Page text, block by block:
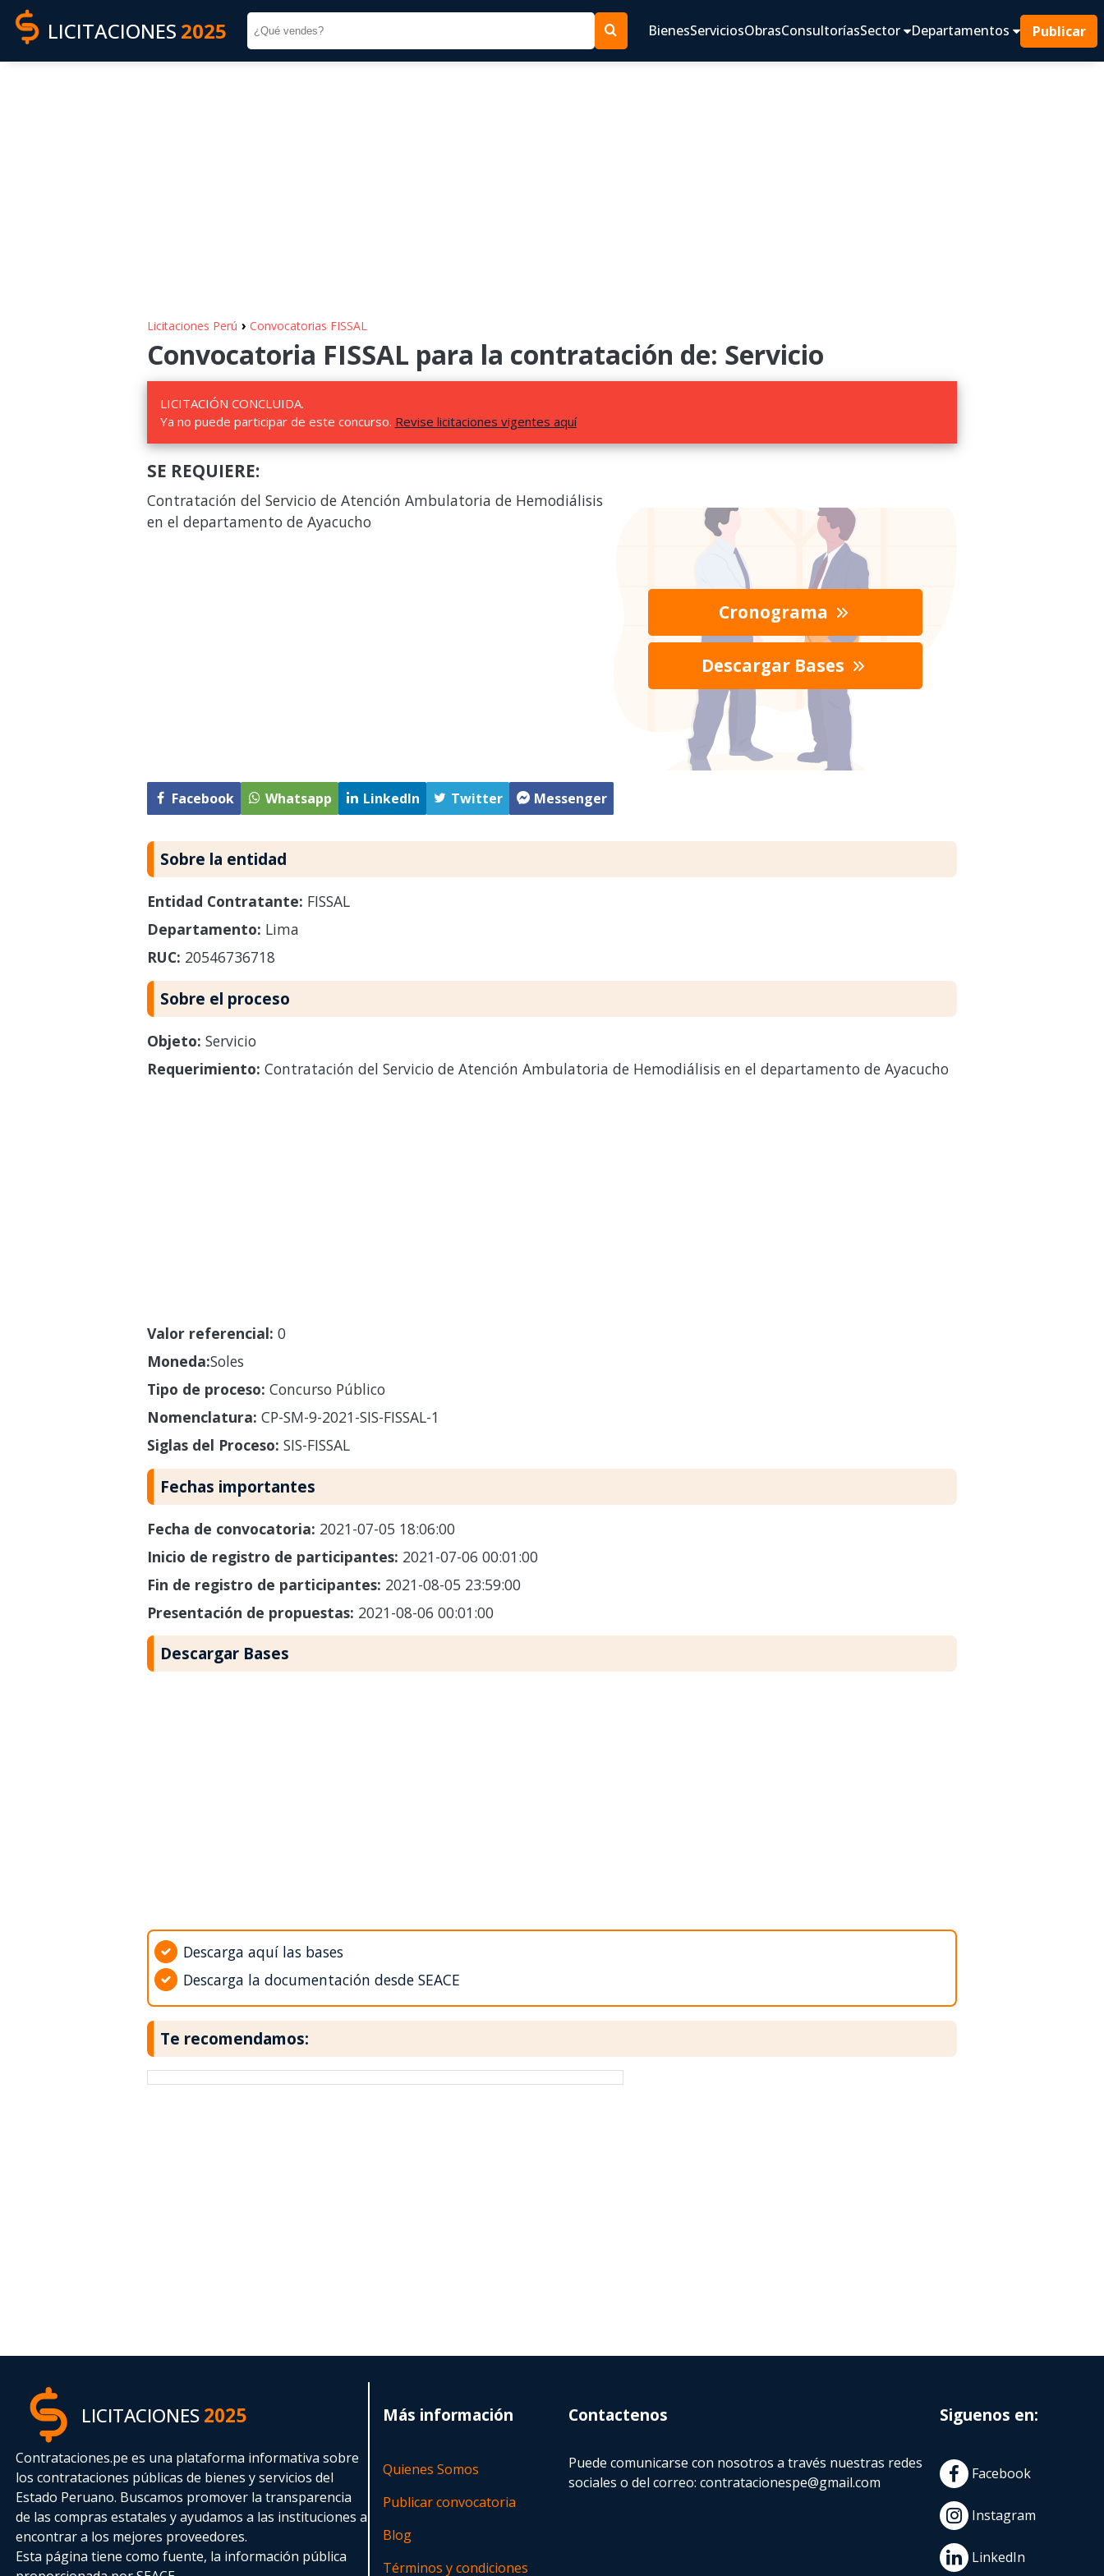
LICITACIONES 2025 BienesServiciosObrasConsultoríasSector Departamentos Publicar
Licitaciones Perú › Convocatorias FISSAL
Convocatoria FISSAL para la contratación de: Servicio
LICITACIÓN CONCLUIDA.
Ya no puede participar de este concurso. Revise licitaciones vigentes aquí
SE REQUIERE:
Contratación del Servicio de Atención Ambulatoria de Hemodiálisis
en el departamento de Ayacucho
Facebook Whatsapp LinkedIn Twitter Messenger
Cronograma
Descargar Bases
Sobre la entidad
Entidad Contratante: FISSAL
Departamento: Lima
RUC: 20546736718
Sobre el proceso
Objeto: Servicio
Requerimiento: Contratación del Servicio de Atención Ambulatoria de Hemodiálisis en el departamento de Ayacucho
Valor referencial: 0
Moneda:Soles
Tipo de proceso: Concurso Público
Nomenclatura: CP-SM-9-2021-SIS-FISSAL-1
Siglas del Proceso: SIS-FISSAL
Fechas importantes
Fecha de convocatoria: 2021-07-05 18:06:00
Inicio de registro de participantes: 2021-07-06 00:01:00
Fin de registro de participantes: 2021-08-05 23:59:00
Presentación de propuestas: 2021-08-06 00:01:00
Descargar Bases
Descarga aquí las bases
Descarga la documentación desde SEACE
Te recomendamos:
LICITACIONES2025
Contrataciones.pe es una plataforma informativa sobre
los contrataciones públicas de bienes y servicios del
Estado Peruano. Buscamos promover la transparencia
de las compras estatalesy ayudamos a las instituciones a
encontrar a los mejores proveedores.
Esta página tiene como fuente, la información pública
Más información
Quienes Somos
Publicar convocatoria
Blog
Términos y condiciones
Contactenos
Puede comunicarse con nosotros a través nuestras redes
sociales o del correo:contratacionespe@gmail.com
Siguenos en:
Facebook
Instagram
LinkedIn